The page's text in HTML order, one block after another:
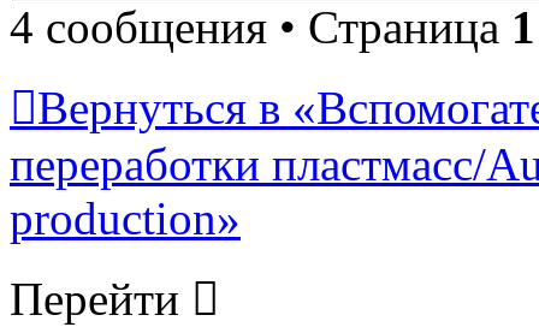
4 сообщения • Страница 1
Вернуться в
переработки пластмасс/
production»
Перейти